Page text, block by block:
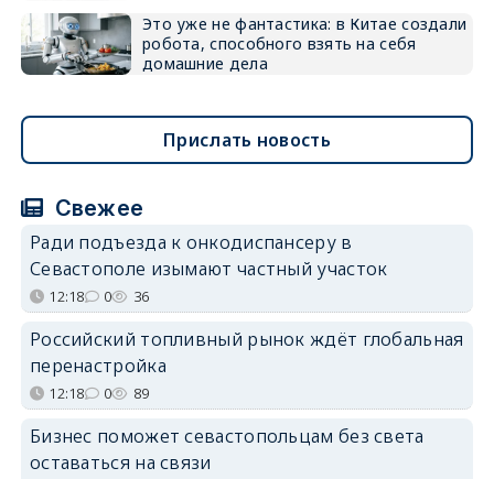
Это уже не фантастика: в Китае создали
робота, способного взять на себя
домашние дела
Прислать новость
Свежее
Ради подъезда к онкодиспансеру в
Севастополе изымают частный участок
12:18 0 36
Российский топливный рынок ждёт глобальная
перенастройка
12:18 0 89
Бизнес поможет севастопольцам без света
оставаться на связи